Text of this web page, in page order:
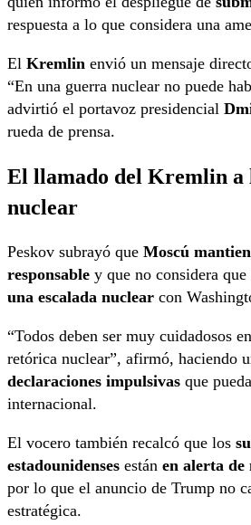
respuesta a lo que considera una
El Kremlin envió un mensaje
“En una guerra nuclear no puede
advirtió el portavoz presidencial
rueda de prensa.
El llamado del Kremlin a
nuclear
Peskov subrayó que Moscú
responsable y que no considera
una escalada nuclear con
“Todos deben ser muy cuidadosos
retórica nuclear”, afirmó, haciendo
declaraciones impulsivas que
internacional.
El vocero también recalcó que los
estadounidenses están en alerta de
por lo que el anuncio de Trump no
estratégica.